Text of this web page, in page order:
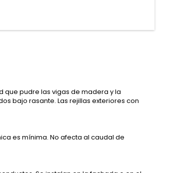
que pudre las vigas de madera y la
bajo rasante. Las rejillas exteriores con
es mínima. No afecta al caudal de